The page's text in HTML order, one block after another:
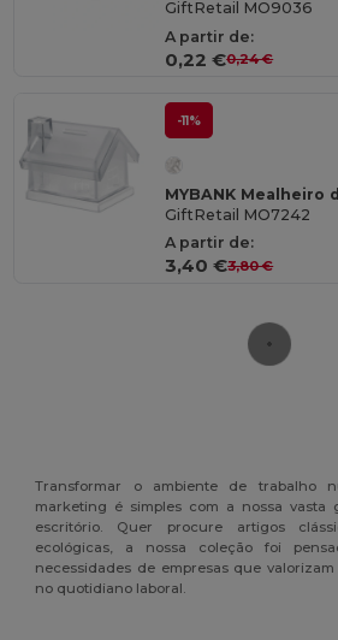
GiftRetail MO9036
A partir de:
0,22 €0,24 €
-11%
MYBANK Mealheiro
GiftRetail MO7242
A partir de:
3,40 €3,80 €
Transformar o ambiente de trabalho
marketing é simples com a nossa vasta
escritório. Quer procure artigos
ecológicas, a nossa coleção foi
necessidades de empresas que
no quotidiano laboral.